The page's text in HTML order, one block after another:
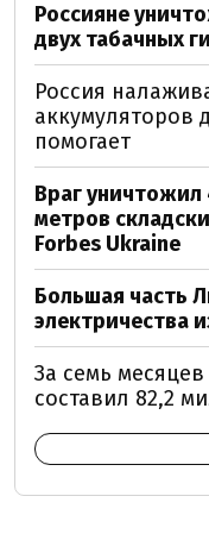
Россияне
двух табачных
Россия
аккумуляторов
помогает
Враг
метров
Forbes Ukraine
Большая часть
электричества
За семь
составил 82,2